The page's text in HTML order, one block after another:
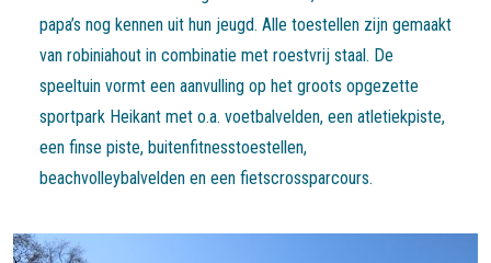
papa’s nog kennen uit hun jeugd. Alle toestellen zijn gemaakt
van robiniahout in combinatie met roestvrij staal. De
speeltuin vormt een aanvulling op het groots opgezette
sportpark Heikant met o.a. voetbalvelden, een atletiekpiste,
een finse piste, buitenfitnesstoestellen,
beachvolleybalvelden en een fietscrossparcours.